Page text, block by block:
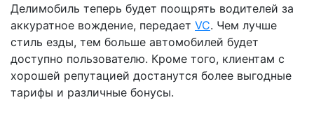
Делимобиль теперь будет поощрять водителей за
аккуратное вождение, передает VC. Чем лучше
стиль езды, тем больше автомобилей будет
доступно пользователю. Кроме того, клиентам с
хорошей репутацией достанутся более выгодные
тарифы и различные бонусы.